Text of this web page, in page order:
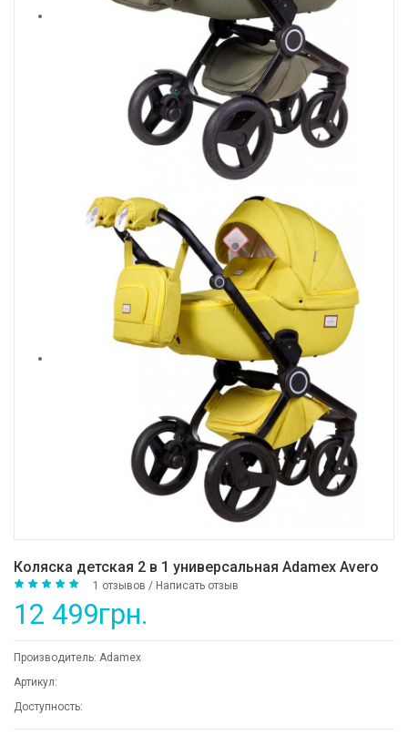
Коляска детская 2 в 1 универсальная Adamex Avero
1 отзывов / Написать отзыв
12 499грн.
Производитель: Adamex
Артикул:
Доступность: